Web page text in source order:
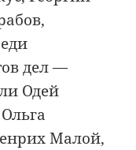
дел —
Одей
Малой,